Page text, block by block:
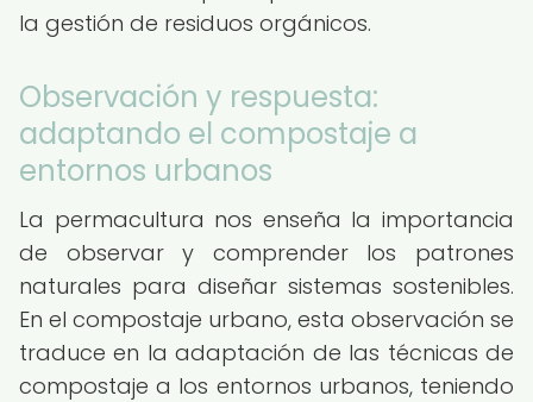
la gestión de residuos orgánicos.
Observación y respuesta:
adaptando el compostaje a
entornos urbanos
La permacultura nos enseña la importancia
de observar y comprender los patrones
naturales para diseñar sistemas sostenibles.
En el compostaje urbano, esta observación se
traduce en la adaptación de las técnicas de
compostaje a los entornos urbanos, teniendo